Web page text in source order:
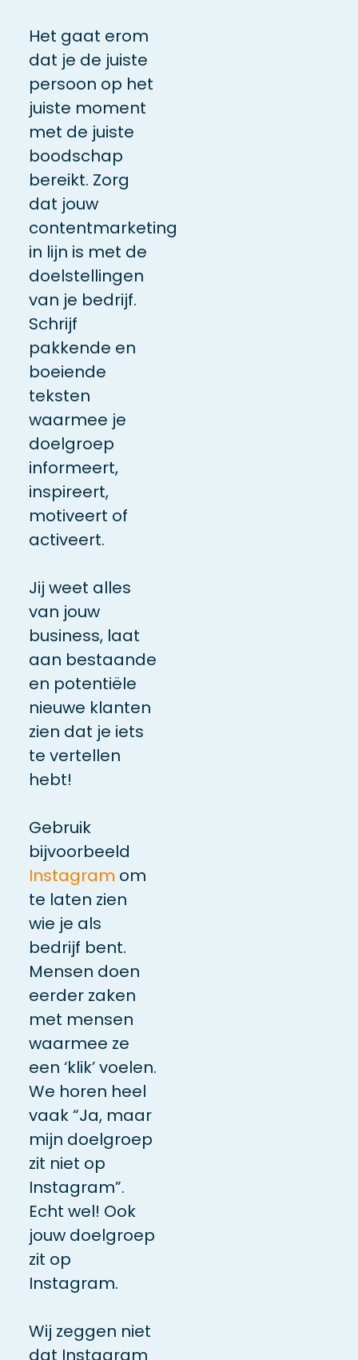
Het gaat erom
dat je de juiste
persoon op het
juiste moment
met de juiste
boodschap
bereikt. Zorg
dat jouw
contentmarketing
in lijn is met de
doelstellingen
van je bedrijf.
Schrijf
pakkende en
boeiende
teksten
waarmee je
doelgroep
informeert,
inspireert,
motiveert of
activeert.
Jij weet alles
van jouw
business, laat
aan bestaande
en potentiële
nieuwe klanten
zien dat je iets
te vertellen
hebt!
Gebruik
bijvoorbeeld
Instagram om
te laten zien
wie je als
bedrijf bent.
Mensen doen
eerder zaken
met mensen
waarmee ze
een ‘klik’ voelen.
We horen heel
vaak “Ja, maar
mijn doelgroep
zit niet op
Instagram”.
Echt wel! Ook
jouw doelgroep
zit op
Instagram.
Wij zeggen niet
dat Instagram